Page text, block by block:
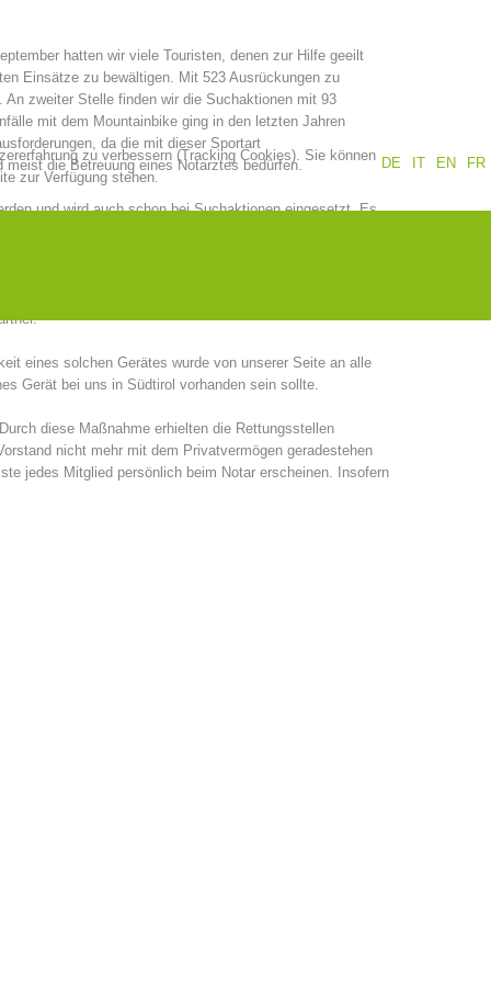
Prävention PEER
hatten wir viele Touristen, denen zur Hilfe geeilt
Einsätze zu bewältigen. Mit 523 Ausrückungen zu
zweiter Stelle finden wir die Suchaktionen mit 93
mit dem Mountainbike ging in den letzten Jahren
da die mit dieser Sportart
die Betreuung eines Notarztes bedürfen.
und wird auch schon bei Suchaktionen eingesetzt. Es
die Einsatzleitende Rettungsstelle zu unterstützen.
werden auch weiterhin unsere Bemühungen fortsetzen
eines solchen Gerätes wurde von unserer Seite an alle
Gerät bei uns in Südtirol vorhanden sein sollte.
diese Maßnahme erhielten die Rettungsstellen
nicht mehr mit dem Privatvermögen geradestehen
jedes Mitglied persönlich beim Notar erscheinen. Insofern
DE
IT EN FR
zu verbessern (Tracking Cookies). Sie können
zur Verfügung stehen.